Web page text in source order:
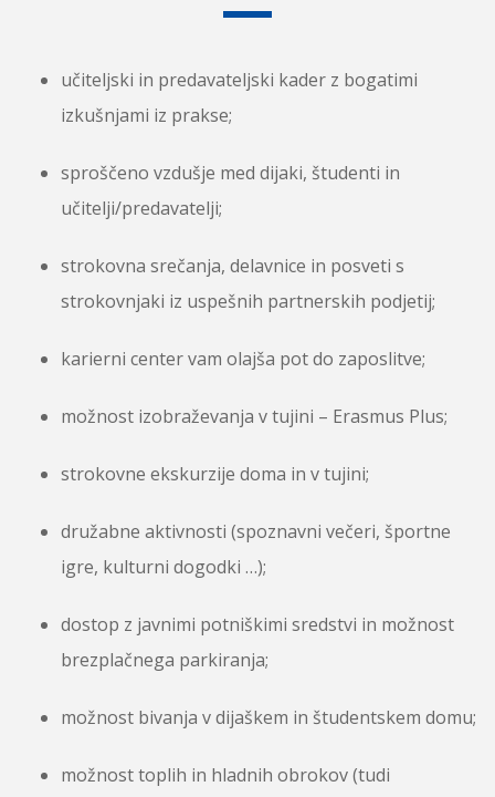
učiteljski in predavateljski kader z bogatimi
izkušnjami iz prakse;
sproščeno vzdušje med dijaki, študenti in
učitelji/predavatelji;
strokovna srečanja, delavnice in posveti s
strokovnjaki iz uspešnih partnerskih podjetij;
karierni center vam olajša pot do zaposlitve;
možnost izobraževanja v tujini – Erasmus Plus;
strokovne ekskurzije doma in v tujini;
družabne aktivnosti (spoznavni večeri, športne
igre, kulturni dogodki …);
dostop z javnimi potniškimi sredstvi in možnost
brezplačnega parkiranja;
možnost bivanja v dijaškem in študentskem domu;
možnost toplih in hladnih obrokov (tudi